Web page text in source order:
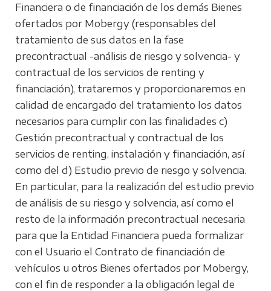
Financiera o de financiación de los demás Bienes
ofertados por Mobergy (responsables del
tratamiento de sus datos en la fase
precontractual -análisis de riesgo y solvencia- y
contractual de los servicios de renting y
financiación), trataremos y proporcionaremos en
calidad de encargado del tratamiento los datos
necesarios para cumplir con las finalidades c)
Gestión precontractual y contractual de los
servicios de renting, instalación y financiación, así
como del d) Estudio previo de riesgo y solvencia.
En particular, para la realización del estudio previo
de análisis de su riesgo y solvencia, así como el
resto de la información precontractual necesaria
para que la Entidad Financiera pueda formalizar
con el Usuario el Contrato de financiación de
vehículos u otros Bienes ofertados por Mobergy,
con el fin de responder a la obligación legal de